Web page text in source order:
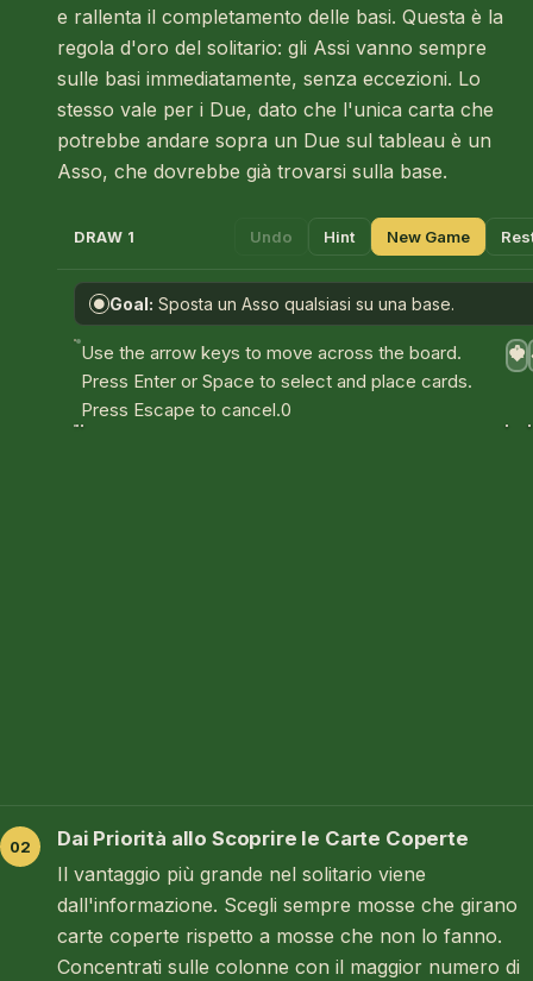
e rallenta il completamento delle basi. Questa è la
regola d'oro del solitario: gli Assi vanno sempre
sulle basi immediatamente, senza eccezioni. Lo
stesso vale per i Due, dato che l'unica carta che
potrebbe andare sopra un Due sul tableau è un
Asso, che dovrebbe già trovarsi sulla base.
DRAW 1 Undo Hint New Game
● Goal: Sposta un Asso qualsiasi su una base.
Use the arrow keys to move across the board.
Press Enter or Space to select and place cards.
Press Escape to cancel.0
A
♥
Dai Priorità allo Scoprire le Carte Coperte
Il vantaggio più grande nel solitario viene
dall'informazione. Scegli sempre mosse che girano
carte coperte rispetto a mosse che non lo fanno.
Concentrati sulle colonne con il maggior numero di